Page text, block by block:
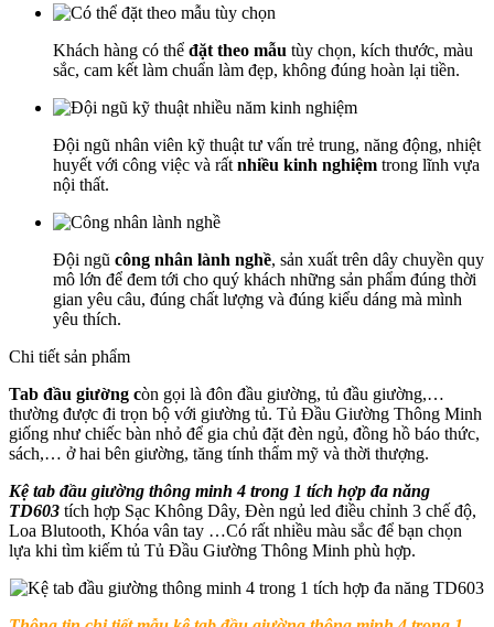
Khách hàng có thể đặt theo mẫu tùy chọn, kích thước, màu
sắc, cam kết làm chuẩn làm đẹp, không đúng hoàn lại tiền.
Đội ngũ nhân viên kỹ thuật tư vấn trẻ trung, năng động, nhiệt
huyết với công việc và rất nhiều kinh nghiệm trong lĩnh vựa
nội thất.
Đội ngũ công nhân lành nghề, sản xuất trên dây chuyền quy
mô lớn để đem tới cho quý khách những sản phẩm đúng thời
gian yêu câu, đúng chất lượng và đúng kiểu dáng mà mình
yêu thích.
Chi tiết sản phẩm
Tab đầu giường còn gọi là đôn đầu giường, tủ đầu giường,…
thường được đi trọn bộ với giường tủ. Tủ Đầu Giường Thông Minh
giống như chiếc bàn nhỏ để gia chủ đặt đèn ngủ, đồng hồ báo thức,
sách,… ở hai bên giường, tăng tính thẩm mỹ và thời thượng.
Kệ tab đầu giường thông minh 4 trong 1 tích hợp đa năng
TD603 tích hợp Sạc Không Dây, Đèn ngủ led điều chỉnh 3 chế độ,
Loa Blutooth, Khóa vân tay …Có rất nhiều màu sắc để bạn chọn
lựa khi tìm kiếm tủ Tủ Đầu Giường Thông Minh phù hợp.